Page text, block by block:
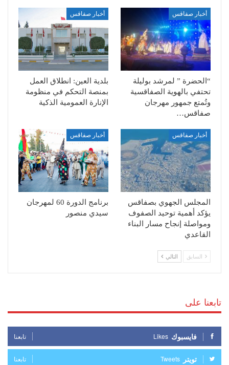
أخبار صفاقس
“الحضرة ” لمرشد بوليلة
تحتفي بالهوية الصفاقسية
وتُمتع جمهور مهرجان
صفاقس…
أخبار صفاقس
بلدية العين: انطلاق العمل
بمنصة التحكم في منظومة
الإنارة العمومية الذكية
أخبار صفاقس
المجلس الجهوي بصفاقس
يؤكد أهمية توحيد الصفوف
ومواصلة إنجاح مسار البناء
القاعدي
أخبار صفاقس
برنامج الدورة 60 لمهرجان
سيدي منصور
السابق التالي
تابعنا على
فايسبوك Likes تابعنا
تويتر Tweets تابعنا